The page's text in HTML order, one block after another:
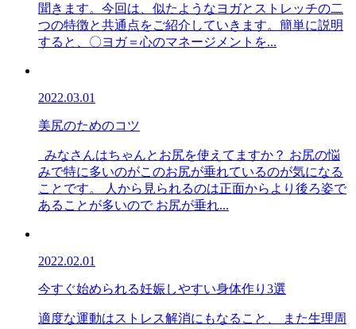
聞きます。今回は、似たようなヨガとストレッチの二
つの特徴と共通点をご紹介していきます。簡単に説明
すると、〇ヨガ＝心のマネージメントを...
2022.03.01
美尻のためのコツ
みなさんはちゃんとお尻を使えてますか？ お尻の悩
みで特に多いのがこのお尻が垂れているのが気になる
ことです。 人から見られるのは正面からより後ろ姿で
あることが多いので お尻が垂れ...
2022.02.01
今すぐ始められる妊娠しやすい身体作り3選
適度な運動はストレス解消にもなること、 また生理周